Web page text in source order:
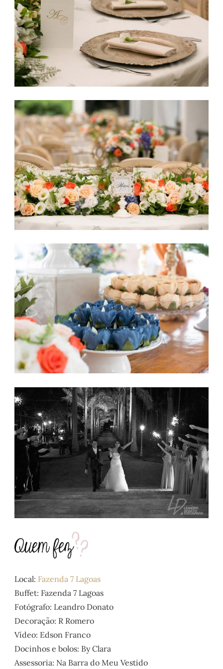
Local: Fazenda 7 Lagoas
Buffet: Fazenda 7 Lagoas
Fotógrafo: Leandro Donato
Decoração: R Romero
Vídeo: Edson Franco
Docinhos e bolos: By Clara
Assessoria: Na Barra do Meu Vestido